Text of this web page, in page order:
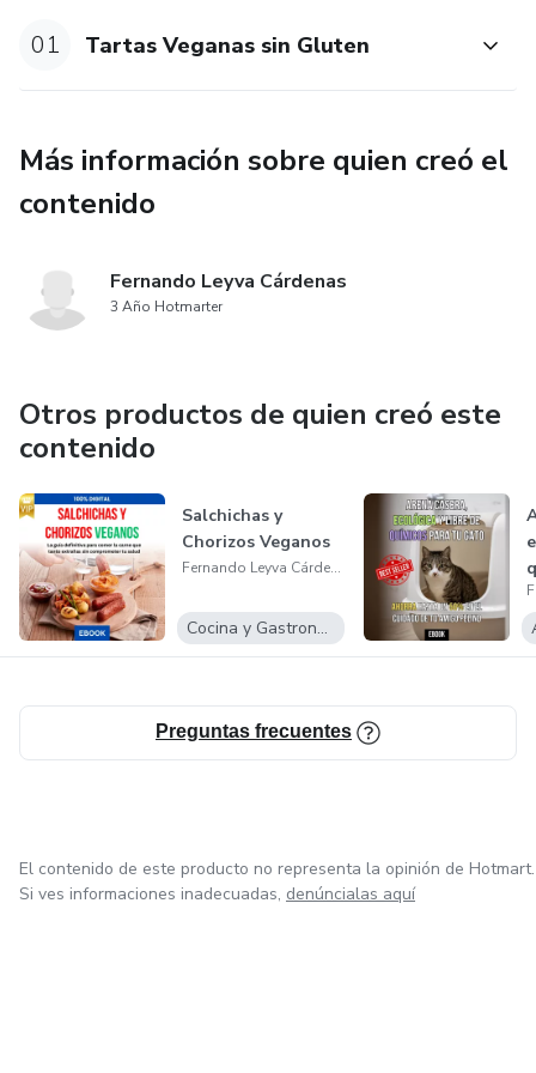
01 Tartas Veganas sin Gluten
Más información sobre quien creó el
contenido
Fernando Leyva Cárdenas
3 Año Hotmarter
Otros productos de quien creó este
contenido
Salchichas y
Chorizos Veganos
Fernando Leyva Cárdenas
Cocina y Gastronomía
Preguntas frecuentes
El contenido de este producto no representa la opinión de Hotmart.
Si ves informaciones inadecuadas, denúncialas aquí